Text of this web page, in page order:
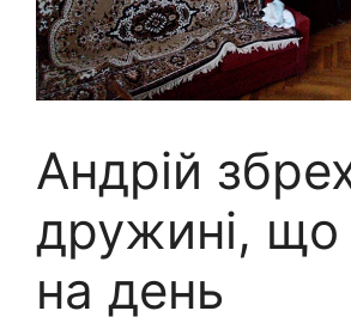
Андрій
дружині, що
на день